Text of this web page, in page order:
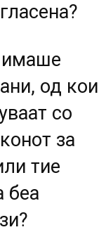
имаше
од кои
со
за
тие
беа